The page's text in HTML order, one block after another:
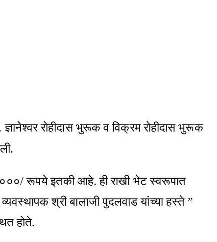
ज्ञानेश्वर रोहीदास भुरूक व विक्रम रोहीदास भुरूक
रूपये इतकी आहे. ही राखी भेट स्वरूपात
श्री बालाजी पुदलवाड यांच्या हस्ते ”
होते.